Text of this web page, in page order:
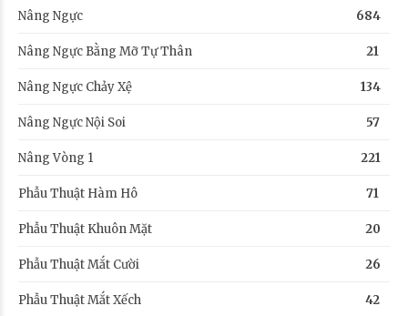
Nâng Ngực 684
Nâng Ngực Bằng Mỡ Tự Thân 21
Nâng Ngực Chảy Xệ 134
Nâng Ngực Nội Soi 57
Nâng Vòng 1 221
Phẫu Thuật Hàm Hô 71
Phẫu Thuật Khuôn Mặt 20
Phẫu Thuật Mắt Cười 26
Phẫu Thuật Mắt Xếch 42